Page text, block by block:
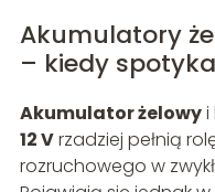
Akumulatory
– kiedy
Akumulator żelowyi
12 Vrzadziej pełnią
rozruchowego w